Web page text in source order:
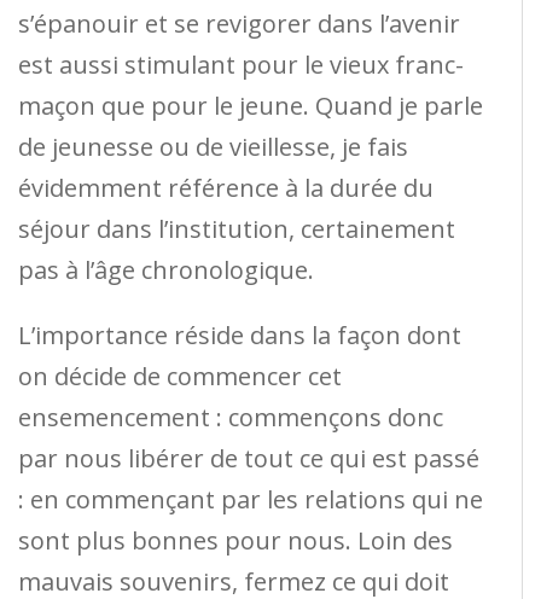
s’épanouir et se revigorer dans l’avenir
est aussi stimulant pour le vieux franc-
maçon que pour le jeune. Quand je parle
de jeunesse ou de vieillesse, je fais
évidemment référence à la durée du
séjour dans l’institution, certainement
pas à l’âge chronologique.
L’importance réside dans la façon dont
on décide de commencer cet
ensemencement : commençons donc
par nous libérer de tout ce qui est passé
: en commençant par les relations qui ne
sont plus bonnes pour nous. Loin des
mauvais souvenirs, fermez ce qui doit